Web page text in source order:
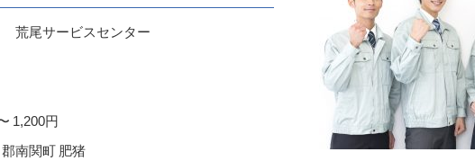
荒尾サービスセンター
1,200円
南関町 肥猪